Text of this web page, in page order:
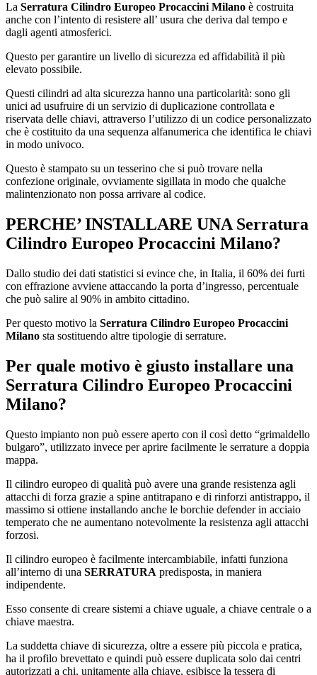
La Serratura Cilindro Europeo Procaccini Milano è costruita
anche con l’intento di resistere all’ usura che deriva dal tempo e
dagli agenti atmosferici.
Questo per garantire un livello di sicurezza ed affidabilità il più
elevato possibile.
Questi cilindri ad alta sicurezza hanno una particolarità: sono gli
unici ad usufruire di un servizio di duplicazione controllata e
riservata delle chiavi, attraverso l’utilizzo di un codice personalizzato
che è costituito da una sequenza alfanumerica che identifica le chiavi
in modo univoco.
Questo è stampato su un tesserino che si può trovare nella
confezione originale, ovviamente sigillata in modo che qualche
malintenzionato non possa arrivare al codice.
PERCHE’ INSTALLARE UNA Serratura
Cilindro Europeo Procaccini Milano?
Dallo studio dei dati statistici si evince che, in Italia, il 60% dei furti
con effrazione avviene attaccando la porta d’ingresso, percentuale
che può salire al 90% in ambito cittadino.
Per questo motivo la Serratura Cilindro Europeo Procaccini
Milano sta sostituendo altre tipologie di serrature.
Per quale motivo è giusto installare una
Serratura Cilindro Europeo Procaccini
Milano?
Questo impianto non può essere aperto con il così detto “grimaldello
bulgaro”, utilizzato invece per aprire facilmente le serrature a doppia
mappa.
Il cilindro europeo di qualità può avere una grande resistenza agli
attacchi di forza grazie a spine antitrapano e di rinforzi antistrappo, il
massimo si ottiene installando anche le borchie defender in acciaio
temperato che ne aumentano notevolmente la resistenza agli attacchi
forzosi.
Il cilindro europeo è facilmente intercambiabile, infatti funziona
all’interno di una SERRATURA predisposta, in maniera
indipendente.
Esso consente di creare sistemi a chiave uguale, a chiave centrale o a
chiave maestra.
La suddetta chiave di sicurezza, oltre a essere più piccola e pratica,
ha il profilo brevettato e quindi può essere duplicata solo dai centri
autorizzati a chi, unitamente alla chiave, esibisce la tessera di